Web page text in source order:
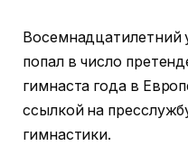
Восемнадцатилетний
попал в число
гимнаста года в
ссылкой на
гимнастики.